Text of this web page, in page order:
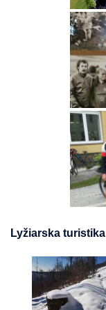
Lyžiarska turistika